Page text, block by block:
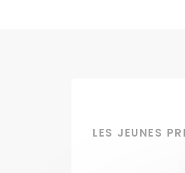
LES JEUNES